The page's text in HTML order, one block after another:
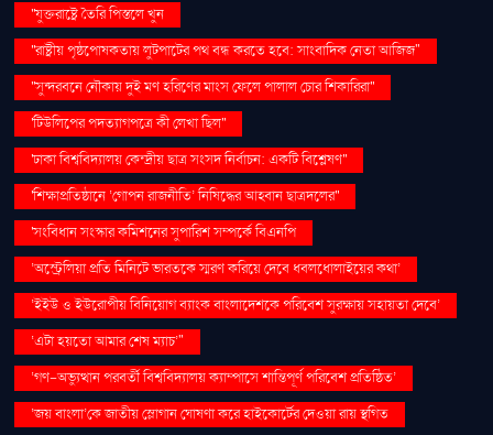
''যুক্তরাষ্ট্রে তৈরি পিস্তলে খুন
''রাষ্ট্রীয় পৃষ্ঠপোষকতায় লুটপাটের পথ বন্ধ করতে হবে: সাংবাদিক নেতা আজিজ"
''সুন্দরবনে নৌকায় দুই মণ হরিণের মাংস ফেলে পালাল চোর শিকারিরা''
'টিউলিপের পদত্যাগপত্রে কী লেখা ছিল''
'ঢাকা বিশ্ববিদ্যালয় কেন্দ্রীয় ছাত্র সংসদ নির্বাচন: একটি বিশ্লেষণ''
'শিক্ষাপ্রতিষ্ঠানে ‘গোপন রাজনীতি’ নিষিদ্ধের আহ্বান ছাত্রদলের''
'সংবিধান সংস্কার কমিশনের সুপারিশ সম্পর্কে বিএনপি
‘অস্ট্রেলিয়া প্রতি মিনিটে ভারতকে স্মরণ করিয়ে দেবে ধবলধোলাইয়ের কথা’
‘ইইউ ও ইউরোপীয় বিনিয়োগ ব্যাংক বাংলাদেশকে পরিবেশ সুরক্ষায় সহায়তা দেবে’
‘এটা হয়তো আমার শেষ ম্যাচ’"
‘গণ–অভ্যুত্থান পরবর্তী বিশ্ববিদ্যালয় ক্যাম্পাসে শান্তিপূর্ণ পরিবেশ প্রতিষ্ঠিত’
‘জয় বাংলা’কে জাতীয় স্লোগান ঘোষণা করে হাইকোর্টের দেওয়া রায় স্থগিত